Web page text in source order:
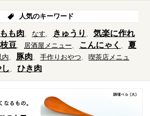
人気のキーワード
も肉 なす きゅうり
気楽に作れ
枝豆 居酒屋メニュー こんにゃく
夏
内 豚肉 手作りおやつ
喫茶店メニュ
ひき肉